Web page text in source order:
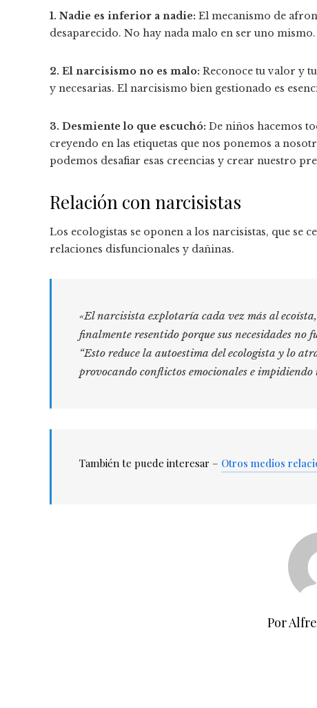
1. Nadie es inferior a nadie: El mecanismo de
desaparecido. No hay nada malo en ser uno
2. El narcisismo no es malo: Reconoce tu valor y
y necesarias. El narcisismo bien gestionado es
3. Desmiente lo que escuchó: De niños hacemos
creyendo en las etiquetas que nos ponemos a
podemos desafiar esas creencias y crear nuestro
Relación con narcisistas
Los ecologistas se oponen a los narcisistas, que se
relaciones disfuncionales y dañinas.
«El narcisista explotaría cada vez más al
finalmente resentido porque sus necesidades no
“Esto reduce la autoestima del ecologista y lo
provocando conflictos emocionales e
También te puede interesar – Otros medios
Por